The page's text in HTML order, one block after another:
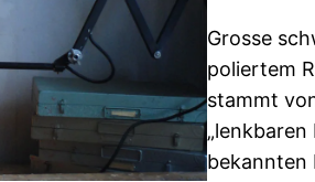
Grosse
poliertem
stammt
bekannten